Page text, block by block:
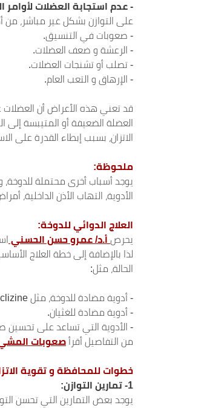
- عدم استجابة العضلات
على التوازن بشكل غير مباشر، من
- صعوبات في التنسيق.
- الرعشة و ضعف العضلات.
- تصلب أو تشنجات العضلات.
- الإرهاق و التعب العام.
قد تعني هذه الأعراض أن العضلات
العضلة الضعيفة أو المتيبسة
الاتزان، بسبب إبطاء القدرة على
ملحوظة:
يوجد أسباب أخرى محتملة
الأدوية، التهاب الأذن الداخلية،
العلاج الدوائي للدوخة:
يحرص أ.د/ عمرو حسن الحسني
لذا بالإضافة إلى خطة العلاج
الحالة، مثل:
- أدوية مضادة للدوخة، مثل Meclizine و Dramamine.
- أدوية مضادة للغثيان.
- الأدوية التي تساعد على تحسين
من التفاصيل أقرأ صعوبات
خطوات للمحافظة و تقوية
1- تمارين التوازن:
يوجد بعض التمارين التي تحسن